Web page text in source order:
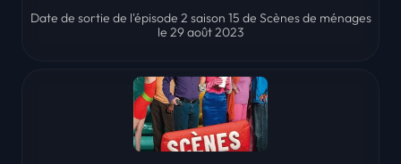
Date de sortie de l'épisode 2 saison 15 de Scènes de ménages
le 29 août 2023